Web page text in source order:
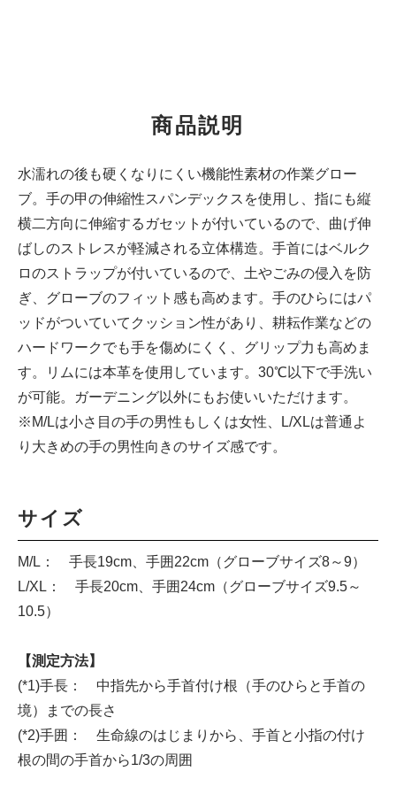
商品説明
水濡れの後も硬くなりにくい機能性素材の作業グロー
ブ。手の甲の伸縮性スパンデックスを使用し、指にも縦
横二方向に伸縮するガセットが付いているので、曲げ伸
ばしのストレスが軽減される立体構造。手首にはベルク
ロのストラップが付いているので、土やごみの侵入を防
ぎ、グローブのフィット感も高めます。手のひらにはパ
ッドがついていてクッション性があり、耕耘作業などの
ハードワークでも手を傷めにくく、グリップ力も高めま
す。リムには本革を使用しています。30℃以下で手洗い
が可能。ガーデニング以外にもお使いいただけます。
※M/Lは小さ目の手の男性もしくは女性、L/XLは普通よ
り大きめの手の男性向きのサイズ感です。
サイズ
M/L： 手長19cm、手囲22cm（グローブサイズ8～9）
L/XL： 手長20cm、手囲24cm（グローブサイズ9.5～
10.5）
【測定方法】
(*1)手長： 中指先から手首付け根（手のひらと手首の
境）までの長さ
(*2)手囲： 生命線のはじまりから、手首と小指の付け
根の間の手首から1/3の周囲